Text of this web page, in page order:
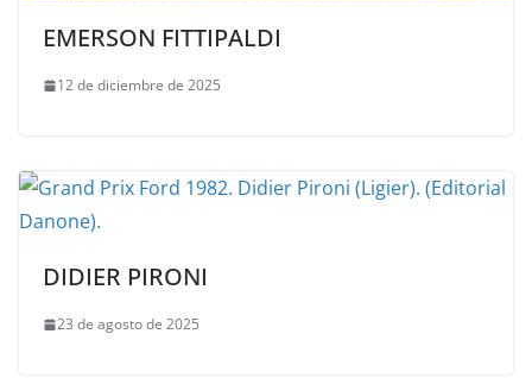
EMERSON FITTIPALDI
12 de diciembre de 2025
DIDIER PIRONI
23 de agosto de 2025